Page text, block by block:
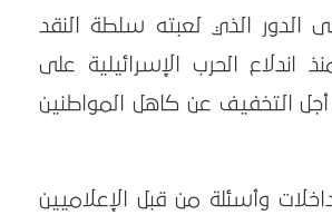
الدور الذي لعبته سلطة النقد
اندلاع الحرب الإسرائيلية على
التخفيف عن كاهل المواطنين
وأسئلة من قبل الإعلاميين